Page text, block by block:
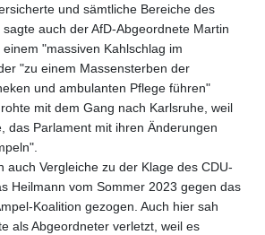
und sämtliche Bereiche des
auch der AfD-Abgeordnete Martin
"massiven Kahlschlag im
"zu einem Massensterben der
und ambulanten Pflege führen"
mit dem Gang nach Karlsruhe, weil
das Parlament mit ihren Änderungen
auch Vergleiche zu der Klage des CDU-
Heilmann vom Sommer 2023 gegen das
Koalition gezogen. Auch hier sah
als Abgeordneter verletzt, weil es